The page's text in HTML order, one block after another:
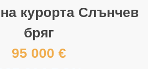
курорта Слънчев
бряг
95 000 €